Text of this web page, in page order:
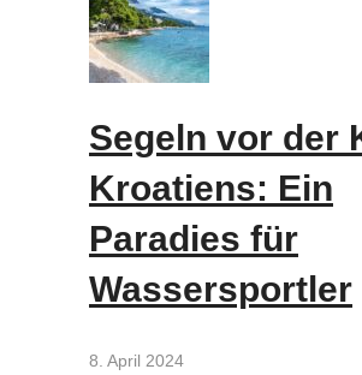
Segeln vor der
Kroatiens: Ein
Paradies für
Wassersportler
8. April 2024